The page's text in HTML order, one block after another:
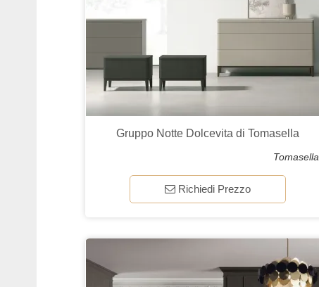
Gruppo Notte Dolcevita di Tomasella
Tomasella
Richiedi Prezzo